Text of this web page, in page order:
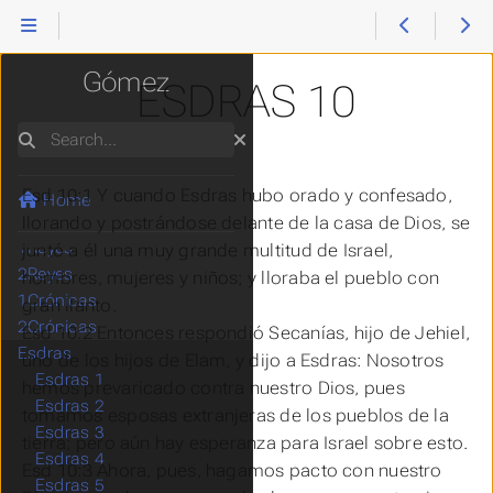
ESDRAS 10
Esd 10:1 Y cuando Esdras hubo orado y confesado,
llorando y postrándose delante de la casa de Dios, se
juntó a él una muy grande multitud de Israel,
hombres, mujeres y niños; y lloraba el pueblo con
gran llanto.
Esd 10:2 Entonces respondió Secanías, hijo de Jehiel,
unode los hijos de Elam, y dijo a Esdras: Nosotros
hemos prevaricado contra nuestro Dios, pues
tomamos esposas extranjeras de los pueblos de la
tierra; pero aún hay esperanza para Israel sobre esto.
Esd 10:3 Ahora, pues, hagamos pacto con nuestro
Reina Valera
Gómez
Search
Home
Éxodo
Levítico
Deuteronomio
Jueces
1Samuel
1Reyes
2Reyes
1Crónicas
2Crónicas
Esdras
Esdras 1
Esdras 2
Esdras 3
Esdras 4
Esdras 5